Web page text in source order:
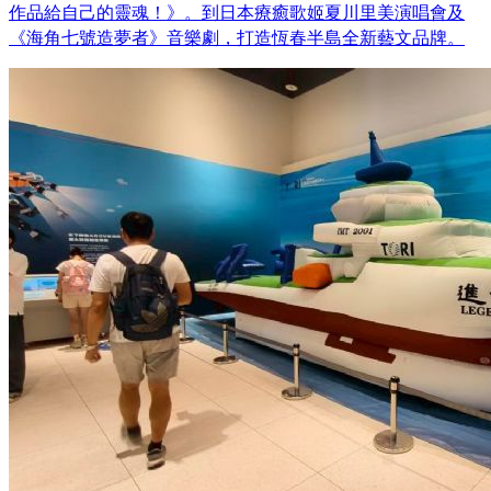
作品給自己的靈魂！》。到日本療癒歌姬夏川里美演唱會及
《海角七號造夢者》音樂劇，打造恆春半島全新藝文品牌。